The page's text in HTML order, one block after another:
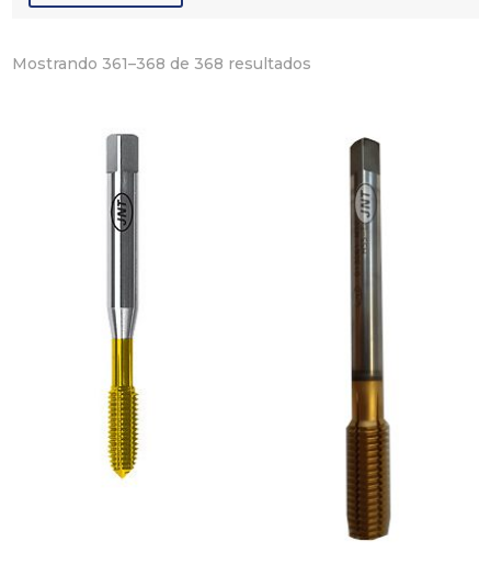
Mostrando 361–368 de 368 resultados
últimos